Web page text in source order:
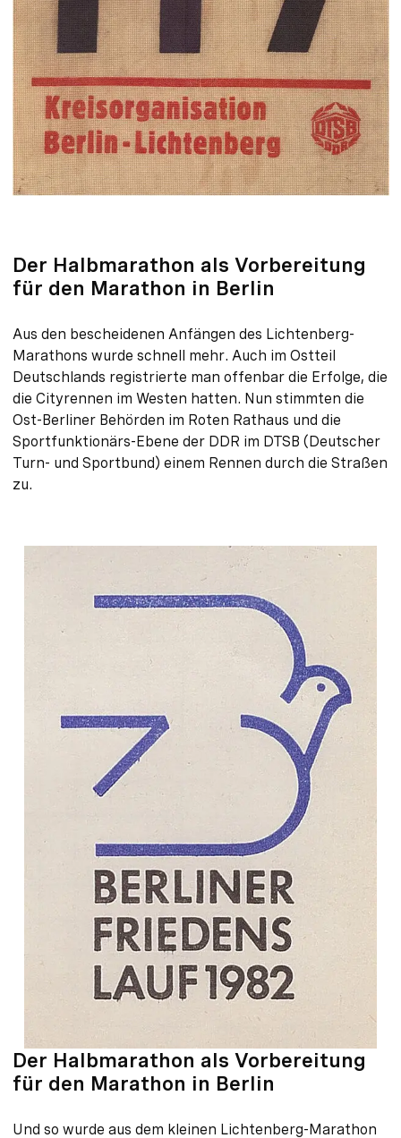
Der Halbmarathon als Vorbereitung
für den Marathon in Berlin
Aus den bescheidenen Anfängen des Lichtenberg-
Marathons wurde schnell mehr. Auch im Ostteil
Deutschlands registrierte man offenbar die Erfolge, die
die Cityrennen im Westen hatten. Nun stimmten die
Ost-Berliner Behörden im Roten Rathaus und die
Sportfunktionärs-Ebene der DDR im DTSB (Deutscher
Turn- und Sportbund) einem Rennen durch die Straßen
zu.
Der Halbmarathon als Vorbereitung
für den Marathon in Berlin
Und so wurde aus dem kleinen Lichtenberg-Marathon